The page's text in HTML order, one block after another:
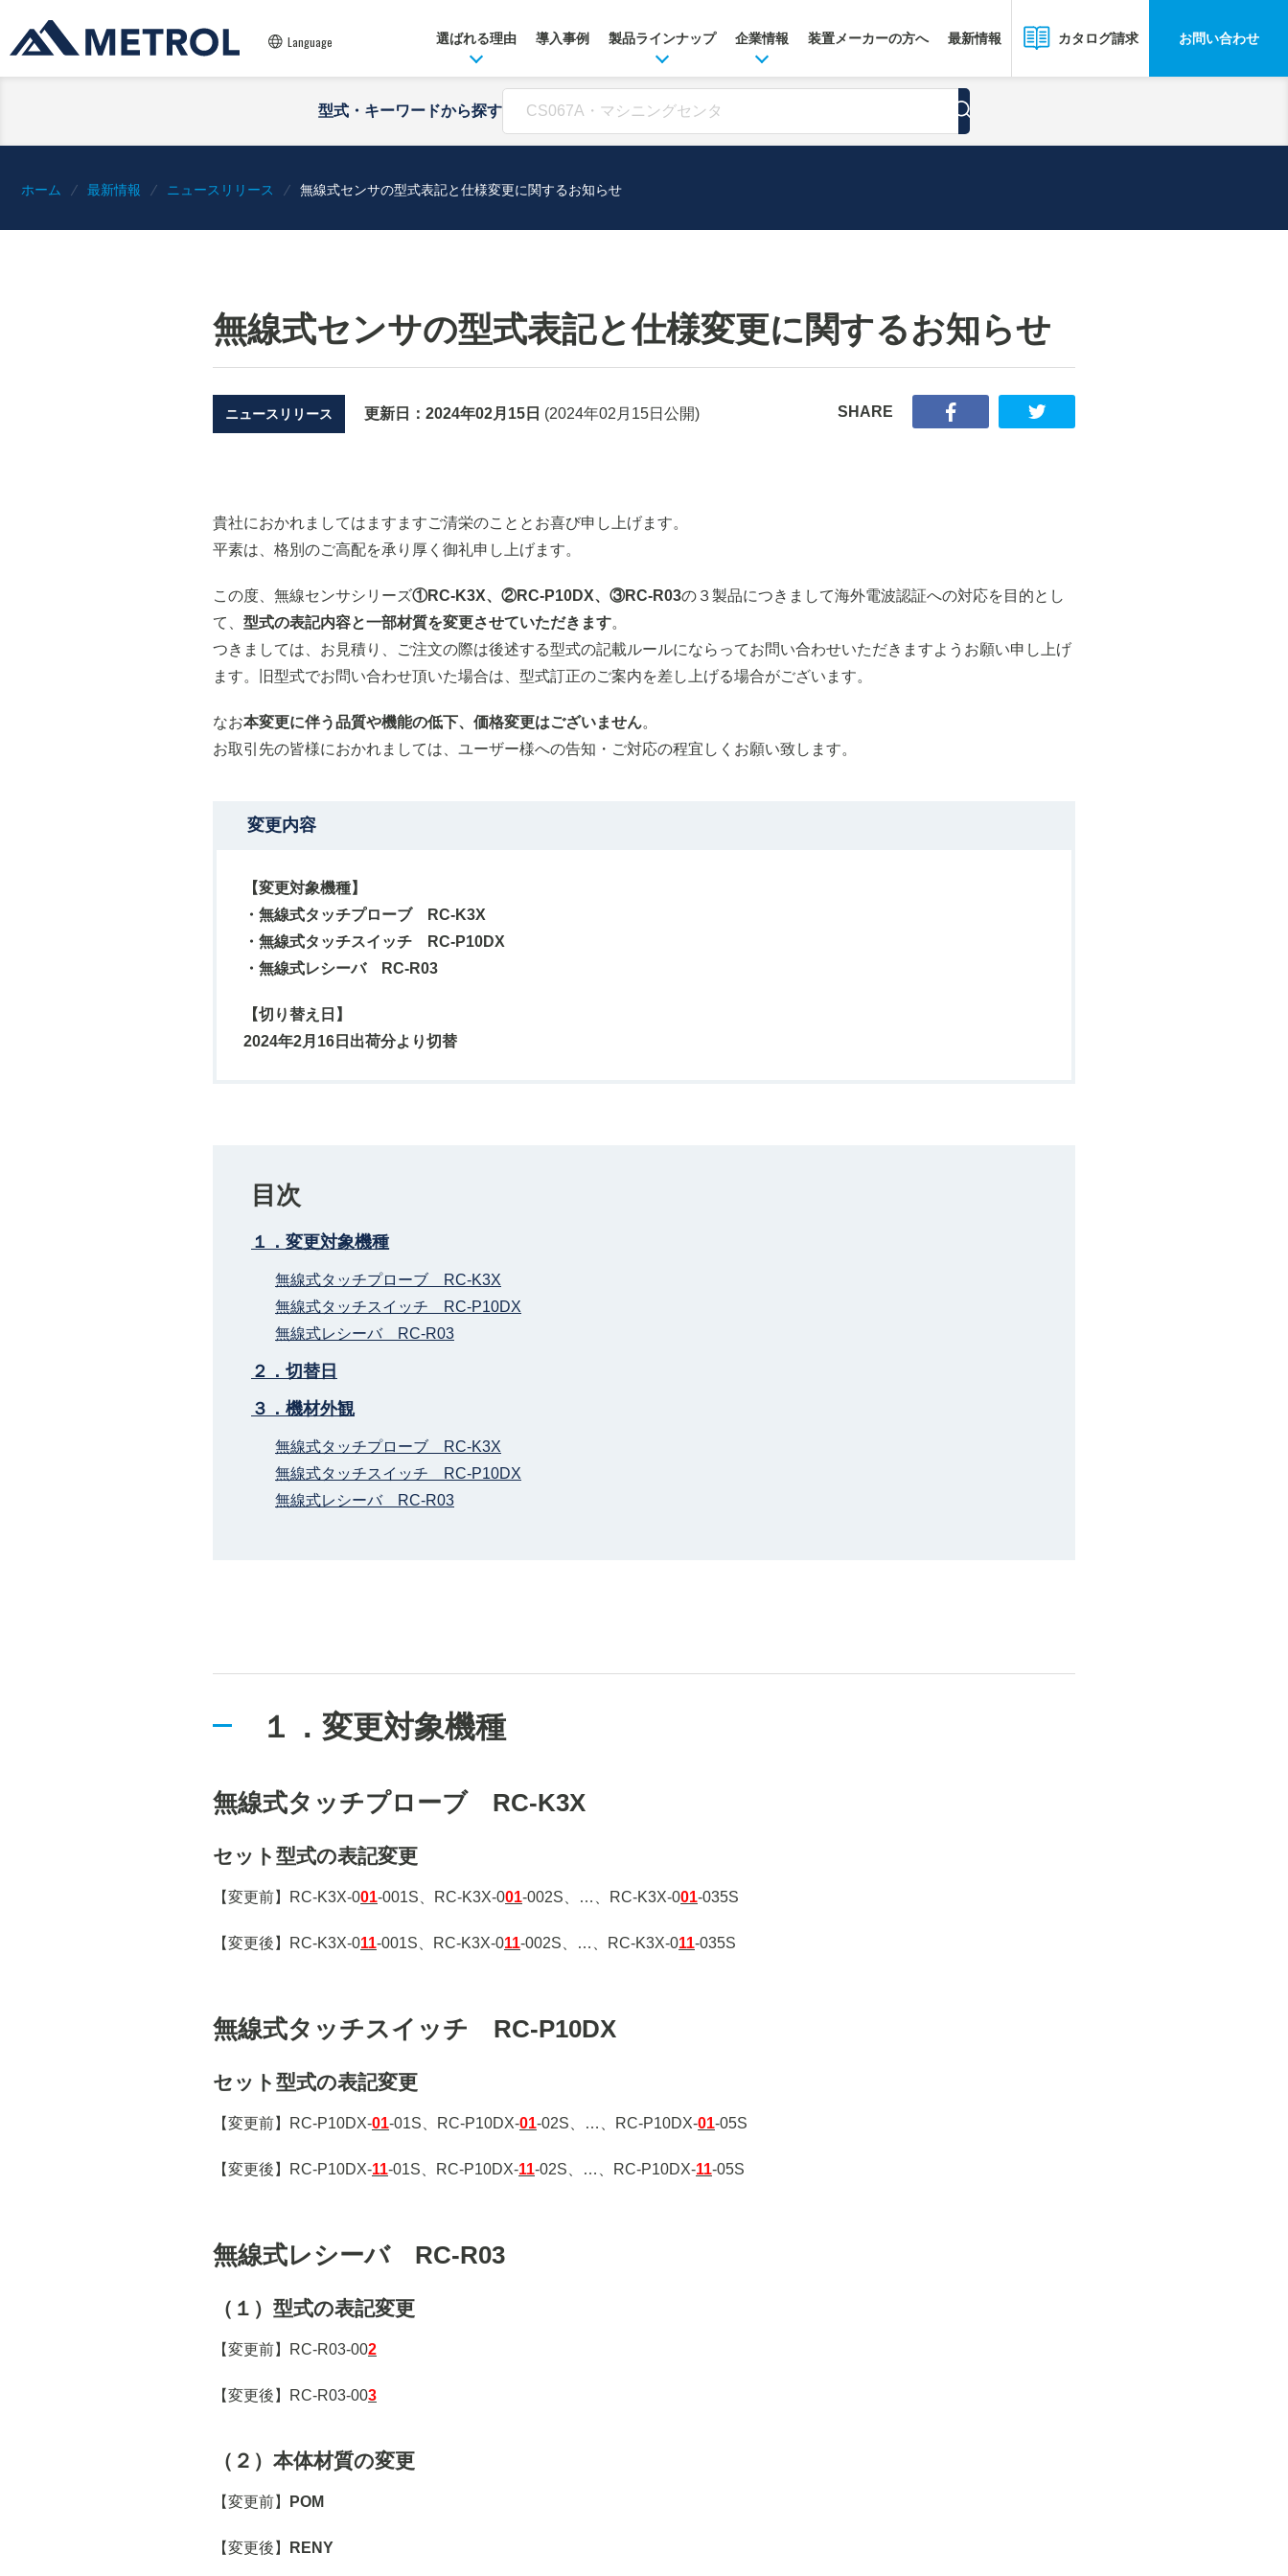
Language 選ばれる理由 導入事例 製品ラインナップ 企業情報 装置メーカーの方へ 最新情報 カタログ請求 お問い合わせ
型式・キーワードから探す
ホーム 最新情報 ニュースリリース 無線式センサの型式表記と仕様変更に関するお知らせ
無線式センサの型式表記と仕様変更に関するお知らせ
ニュースリリース 更新日： 2024年02月15日 (2024年02月15日 公開) SHARE
貴社におかれましてはますますご清栄のこととお喜び申し上げます。
平素は、格別のご高配を承り厚く御礼申し上げます。
この度、無線センサシリーズ①RC-K3X、②RC-P10DX、③RC-R03の３製品につきまして海外電波認証への対応を目的とし
て、 型式の表記内容と一部材質を変更させていただきます。
つきましては、お見積り、ご注文の際は後述する型式の記載ルールにならってお問い合わせいただきますようお願い申し上げ
ます。旧型式でお問い合わせ頂いた場合は、型式訂正のご案内を差し上げる場合がございます。
なお本変更に伴う品質や機能の低下、価格変更はございません。
お取引先の皆様におかれましては、ユーザー様への告知・ご対応の程宜しくお願い致します。
変更内容
【変更対象機種】
・無線式タッチプローブ RC-K3X
・無線式タッチスイッチ RC-P10DX
・無線式レシーバ RC-R03
【切り替え日】
2024年2月16日出荷分より切替
目次
１．変更対象機種
無線式タッチプローブ RC-K3X
無線式タッチスイッチ RC-P10DX
無線式レシーバ RC-R03
２．切替日
３．機材外観
無線式タッチプローブ RC-K3X
無線式タッチスイッチ RC-P10DX
無線式レシーバ RC-R03
１．変更対象機種
無線式タッチプローブ RC-K3X
セット型式の表記変更
【変更前】RC-K3X-001-001S、RC-K3X-001-002S、…、RC-K3X-001-035S
【変更後】RC-K3X-011-001S、RC-K3X-011-002S、…、RC-K3X-011-035S
無線式タッチスイッチ RC-P10DX
セット型式の表記変更
【変更前】RC-P10DX-01-01S、RC-P10DX-01-02S、…、RC-P10DX-01-05S
【変更後】RC-P10DX-11-01S、RC-P10DX-11-02S、…、RC-P10DX-11-05S
無線式レシーバ RC-R03
（１）型式の表記変更
【変更前】RC-R03-002
【変更後】RC-R03-003
（２）本体材質の変更
【変更前】 POM
【変更後】 RENY